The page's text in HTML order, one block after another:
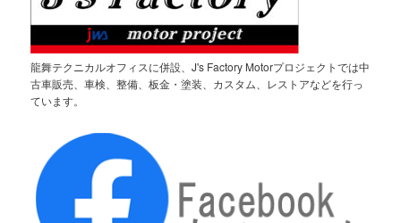
龍舞テクニカルオフィスに併設、J's Factory Motorプロジェクトでは中
古車販売、車検、整備、板金・塗装、カスタム、レストアなどを行っ
ています。